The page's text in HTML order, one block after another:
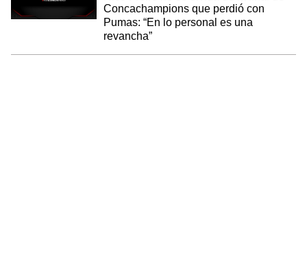
Concachampions que perdió con
Pumas: “En lo personal es una
revancha”